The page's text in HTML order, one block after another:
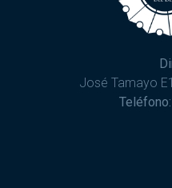
José Tamayo
Teléfono: